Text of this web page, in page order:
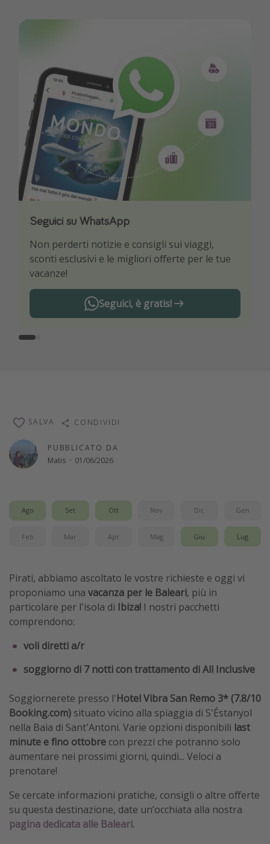
Seguici su WhatsApp
Non perderti notizie e consigli sui viaggi,
sconti esclusivi e le migliori offerte per le tue
vacanze!
Seguici, è gratis!
Scarica la nostra App
Sii il primo a conoscere le migliori offerte di
viaggio
PUBBLICATO DA
Matis · 01/06/2026
SALVA CONDIVIDI
Ago Set Ott Nov Dic Gen
Feb Mar Apr Mag Giu Lug
Pirati, abbiamo ascoltato le vostre richieste e oggi vi
proponiamo una vacanza per le Baleari, più in
particolare per l'isola di Ibiza! I nostri pacchetti
comprendono:
voli diretti a/r
soggiorno di 7 notti con trattamento di All Inclusive
Soggiornerete presso l'Hotel Vibra San Remo 3* (7.8/10
Booking.com) situato vicino alla spiaggia di S'Éstanyol
nella Baia di Sant'Antoni. Varie opzioni disponibili last
minute e fino ottobre con prezzi che potranno solo
aumentare nei prossimi giorni, quindi... Veloci a
prenotare!
Se cercate informazioni pratiche, consigli o altre offerte
su questa destinazione, date un’occhiata alla nostra
pagina dedicata alle Baleari.